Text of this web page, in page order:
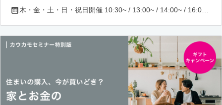
木・金・土・日・祝日開催 10:30~ / 13:00~ / 14:00~ / 16:00~ / 17:00~/ 18:30~/ 19:30~